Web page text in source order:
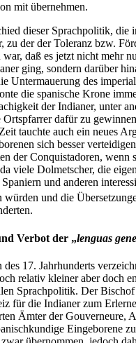
mit übernehmen.
dieser Sprachpolitik, die
der der Toleranz bzw.
war, daß es jetzt nicht mehr
ging, sondern darüber
Untermauerung des
die spanische Krone
der Indianer, unter
Ortspfarrer dafür zu
tauchte auch ein neues
sich besser
der Conquistadoren, wenn
viele Dolmetscher, die
und anderen
würden und die
Verbot der „lenguas
des 17. Jahrhunderts
relativ kleiner aber doch
Sprachpolitik. Der
für die Indianer zum
Ämter der Gouverneure,
Eingeborene